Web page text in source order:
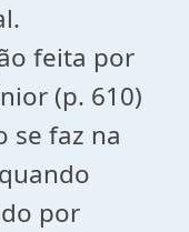
feita por
(p. 610)
se faz na
por